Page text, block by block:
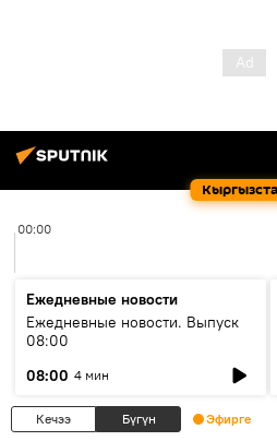
00:00
Ежедневные новости
Ежедневные новости. Выпуск
08:00
08:00 4 мин
Кечээ Бүгүн Эфирге